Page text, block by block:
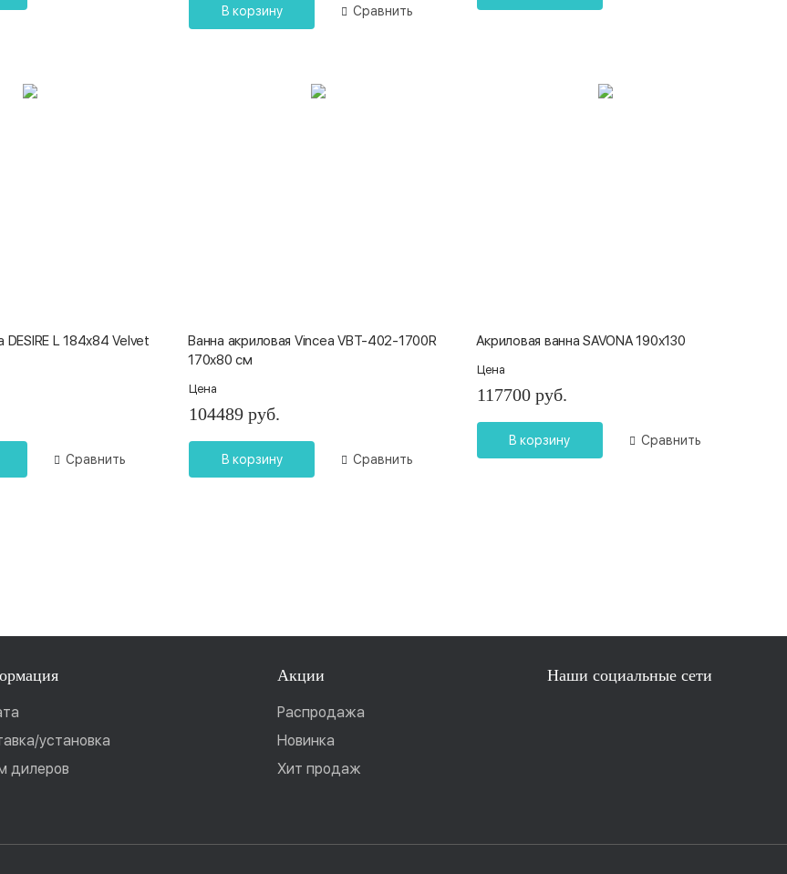
В корзину Сравнить
DESIRE L 184x84 Velvet
Сравнить
Ванна акриловая Vincea VBT-402-1700R
170x80 см
Цена
104489 руб.
В корзину Сравнить
Акриловая ванна SAVONA 190х130
Цена
117700 руб.
В корзину Сравнить
установка
дилеров
Акции
Распродажа
Новинка
Хит продаж
Наши социальные сети